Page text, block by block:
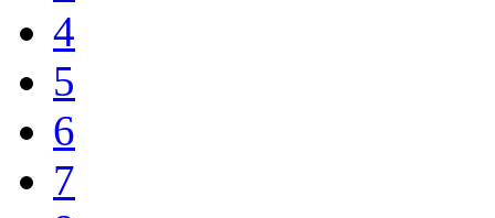
4
5
6
7